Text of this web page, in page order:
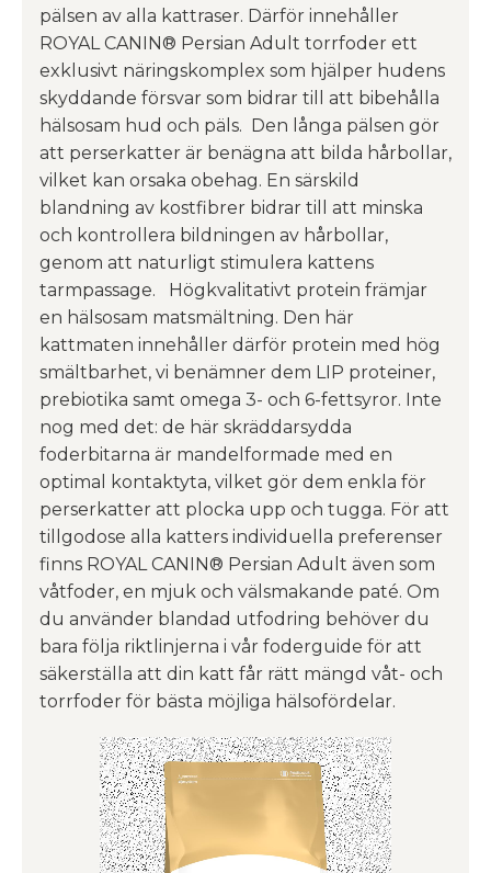
pälsen av alla kattraser. Därför innehåller
ROYAL CANIN® Persian Adult torrfoder ett
exklusivt näringskomplex som hjälper hudens
skyddande försvar som bidrar till att bibehålla
hälsosam hud och päls. Den långa pälsen gör
att perserkatter är benägna att bilda hårbollar,
vilket kan orsaka obehag. En särskild
blandning av kostfibrer bidrar till att minska
och kontrollera bildningen av hårbollar,
genom att naturligt stimulera kattens
tarmpassage. Högkvalitativt protein främjar
en hälsosam matsmältning. Den här
kattmaten innehåller därför protein med hög
smältbarhet, vi benämner dem LIP proteiner,
prebiotika samt omega 3- och 6-fettsyror. Inte
nog med det: de här skräddarsydda
foderbitarna är mandelformade med en
optimal kontaktyta, vilket gör dem enkla för
perserkatter att plocka upp och tugga. För att
tillgodose alla katters individuella preferenser
finns ROYAL CANIN® Persian Adult även som
våtfoder, en mjuk och välsmakande paté. Om
du använder blandad utfodring behöver du
bara följa riktlinjerna i vår foderguide för att
säkerställa att din katt får rätt mängd våt- och
torrfoder för bästa möjliga hälsofördelar.